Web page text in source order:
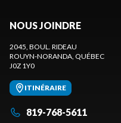
NOUS JOINDRE
2045, BOUL. RIDEAU
ROUYN-NORANDA , QUÉBEC
J0Z 1Y0
ITINÉRAIRE
819-768-5611